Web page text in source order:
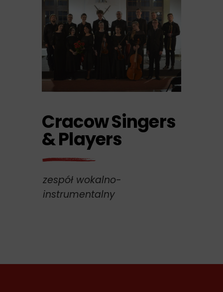
Cracow Singers
& Players
zespół wokalno-
instrumentalny